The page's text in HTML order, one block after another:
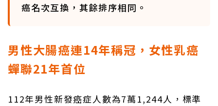
癌名次互換，其餘排序相同。
男性大腸癌連14年稱冠，女性乳癌
蟬聯21年首位
112年男性新發癌症人數為7萬1,244人，標準